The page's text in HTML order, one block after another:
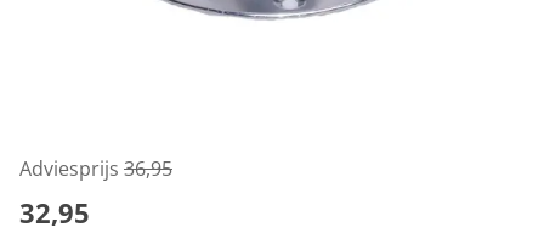
Adviesprijs 36,95
32,95